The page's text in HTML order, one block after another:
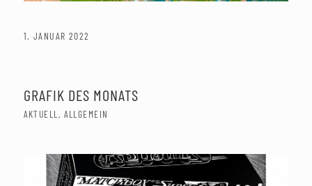
1. JANUAR 2022
GRAFIK DES MONATS
AKTUELL , ALLGEMEIN